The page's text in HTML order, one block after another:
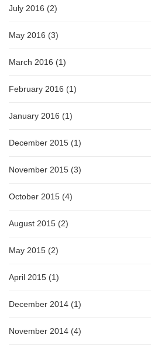
July 2016 (2)
May 2016 (3)
March 2016 (1)
February 2016 (1)
January 2016 (1)
December 2015 (1)
November 2015 (3)
October 2015 (4)
August 2015 (2)
May 2015 (2)
April 2015 (1)
December 2014 (1)
November 2014 (4)